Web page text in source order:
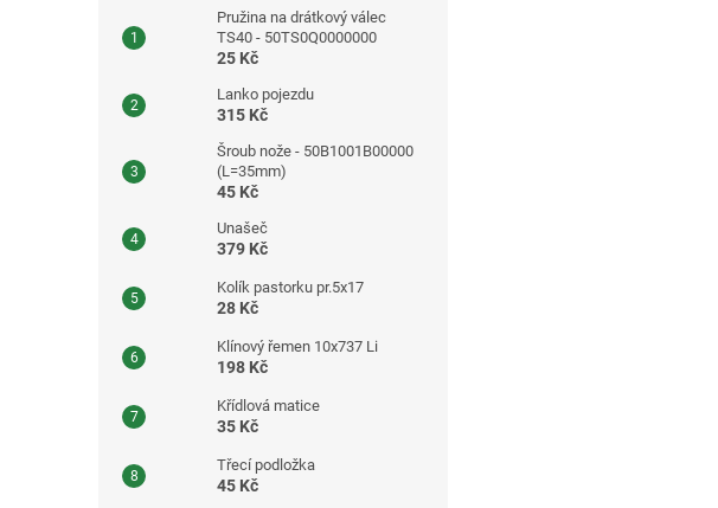
Pružina na drátkový válec
TS40 - 50TS0Q0000000
25 Kč
Lanko pojezdu
315 Kč
Šroub nože - 50B1001B00000
(L=35mm)
45 Kč
Unašeč
379 Kč
Kolík pastorku pr.5x17
28 Kč
Klínový řemen 10x737 Li
198 Kč
Křídlová matice
35 Kč
Třecí podložka
45 Kč